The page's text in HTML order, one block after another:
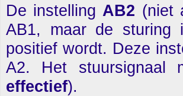
De instelling AB2 (niet
AB1, maar de sturing
positief wordt. Deze
A2. Het
effectief).